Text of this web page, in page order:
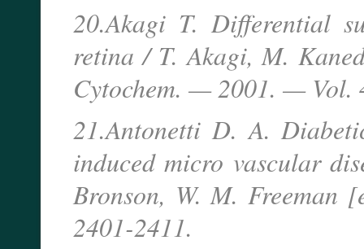
20.Akagi T. Differential
retina / T. Akagi, M.
Cytochem. — 2001. —
21.Antonetti D. A.
induced micro vascular
Bronson, W. M.
2401-2411.